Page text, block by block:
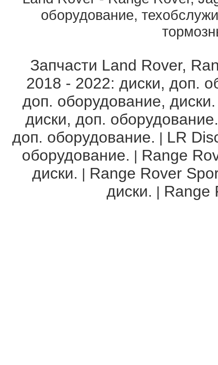
оборудование,
Запчасти Land Rover,
2018 - 2022: диски, доп.
доп. оборудование, диски.
диски, доп. оборудование.
доп. оборудование. | LR
оборудование. | Range
диски. | Range Rover
диски. | Range